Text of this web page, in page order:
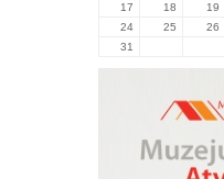
17
18 19
24
25 26
31